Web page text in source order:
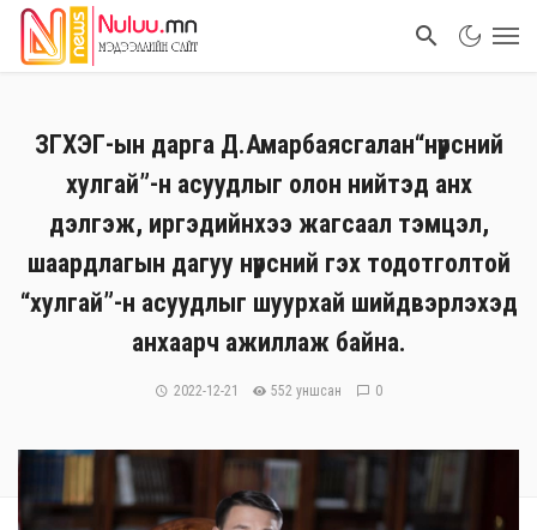
ЗГХЭГ-ын дарга Д.Амарбаясгалан“нүүрсний
хулгай”-н асуудлыг олон нийтэд анх
дэлгэж, иргэдийнхээ жагсаал тэмцэл,
шаардлагын дагуу нүүрсний гэх тодотголтой
“хулгай”-н асуудлыг шуурхай шийдвэрлэхэд
анхаарч ажиллаж байна.
2022-12-21 552 уншсан 0